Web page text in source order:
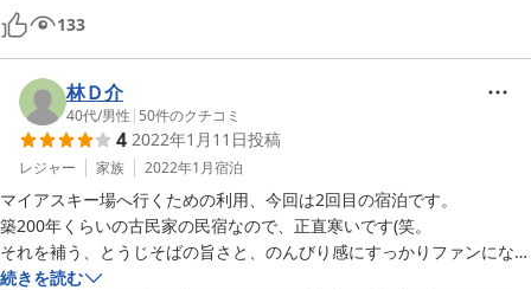
部屋も灯油ストーブとこたつがあったので、そんなに寒い感じではあり
ませんでした。
囲炉裏や階段箪笥など、歴史ある設えが興味深かったです。外国人のお
客さんにもおすすめしたい宿だと思います。
料理も「お得プラン」だったので日替わりのランチ定食程度と思ってい
ましたが、ボリューム満点の満足できるものでした。食堂も暖かくて、
朝ごはんんも気持ちよくいただくことができました。
今度は、ランチにとうじそばを食べに行きたいと思います。
133
林Ｄ介
40代/男性 | 50件のクチコミ
4 2022年1月11日投稿
レジャー 家族 2022年1月宿泊
マイアスキー場へ行くための利用、今回は2回目の宿泊です。
築200年くらいの古民家の民宿なので、正直寒いです(笑。
それを補う、とうじそばの旨さと、のんびり感にすっかりファンになっ
てます。
続きを読む